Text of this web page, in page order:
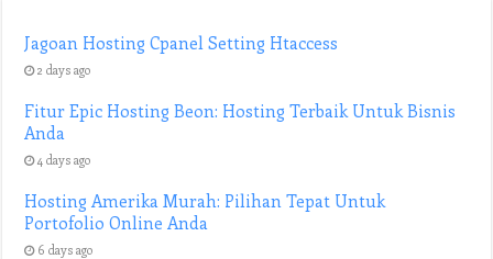
Jagoan Hosting Cpanel Setting Htaccess
2 days ago
Fitur Epic Hosting Beon: Hosting Terbaik Untuk Bisnis
Anda
4 days ago
Hosting Amerika Murah: Pilihan Tepat Untuk
Portofolio Online Anda
6 days ago